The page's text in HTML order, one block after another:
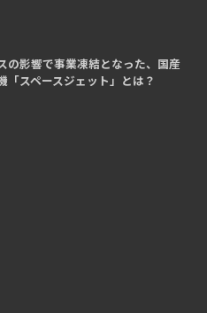
の影響で事業凍結となった、国産
「スペースジェット」とは？